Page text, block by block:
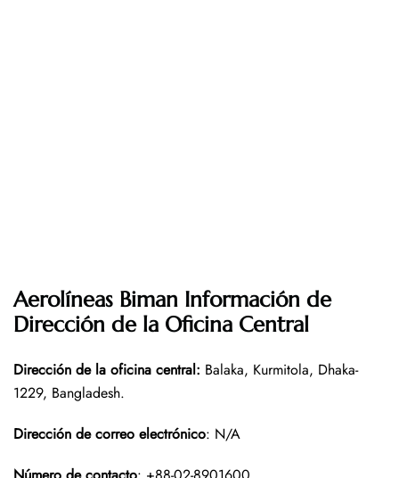
Aerolíneas Biman Información de
Dirección de la Oficina Central
Dirección de la oficina central: Balaka, Kurmitola, Dhaka-
1229, Bangladesh.
Dirección de correo electrónico: N/A